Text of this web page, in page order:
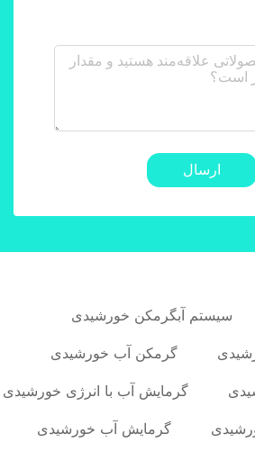
ارسال
سیستم آبگرمکن خورشیدی
گرمکن آب خورشیدی
گرمایش آب با انرژی خورشیدی
گرمایش آب خورشیدی